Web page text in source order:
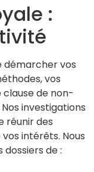
:
démarcher vos
vos
de non-
investigations
réunir des
intérêts. Nous
de :